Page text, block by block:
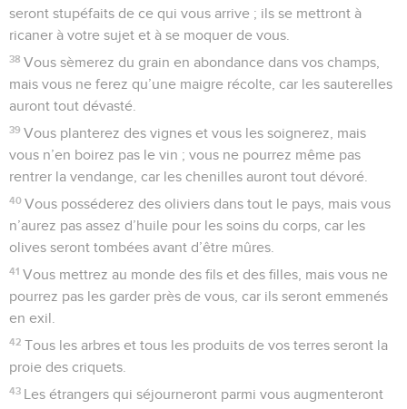
seront stupéfaits de ce qui vous arrive ; ils se mettront à
ricaner à votre sujet et à se moquer de vous.
38 Vous sèmerez du grain en abondance dans vos champs,
mais vous ne ferez qu’une maigre récolte, car les sauterelles
auront tout dévasté.
39 Vous planterez des vignes et vous les soignerez, mais
vous n’en boirez pas le vin ; vous ne pourrez même pas
rentrer la vendange, car les chenilles auront tout dévoré.
40 Vous posséderez des oliviers dans tout le pays, mais vous
n’aurez pas assez d’huile pour les soins du corps, car les
olives seront tombées avant d’être mûres.
41 Vous mettrez au monde des fils et des filles, mais vous ne
pourrez pas les garder près de vous, car ils seront emmenés
en exil.
42 Tous les arbres et tous les produits de vos terres seront la
proie des criquets.
43 Les étrangers qui séjourneront parmi vous augmenteront